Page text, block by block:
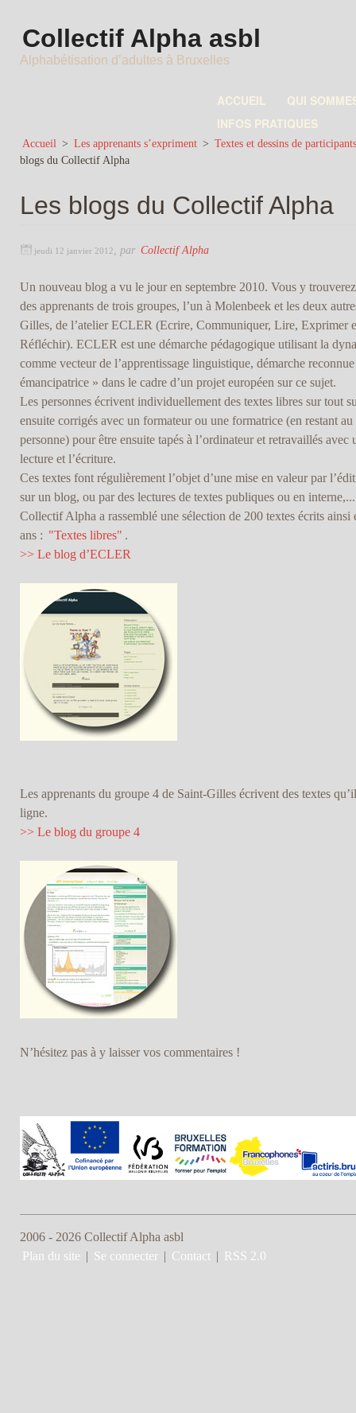
Collectif Alpha asbl
Alphabétisation d’adultes à Bruxelles
ACCUEIL
QUI
INFOS PRATIQUES
Accueil > Les apprenants s’expriment > Textes et dessins de participants
blogs du Collectif Alpha
Les blogs du Collectif Alpha
jeudi 12 janvier 2012 par Collectif Alpha
Un nouveau blog a vu le jour en septembre 2010. Vous y
des apprenants de trois groupes, l’un à Molenbeek et les deux
Gilles, de l’atelier ECLER (Ecrire, Communiquer, Lire, Exprimer
Réfléchir). ECLER est une démarche pédagogique utilisant la
comme vecteur de l’apprentissage linguistique, démarche
émancipatrice » dans le cadre d’un projet européen sur ce sujet.
Les personnes écrivent individuellement des textes libres sur tout
ensuite corrigés avec un formateur ou une formatrice (en restant
personne) pour être ensuite tapés à l’ordinateur et retravaillés avec
lecture et l’écriture.
Ces textes font régulièrement l’objet d’une mise en valeur par
sur un blog, ou par des lectures de textes publiques ou en
Collectif Alpha a rassemblé une sélection de 200 textes écrits
ans : "Textes libres" .
>> Le blog d’ECLER
Les apprenants du groupe 4 de Saint-Gilles écrivent des textes
ligne.
>> Le blog du groupe 4
N’hésitez pas à y laisser vos commentaires !
2006 - 2026 Collectif Alpha asbl
Plan du site
Se connecter Contact RSS 2.0